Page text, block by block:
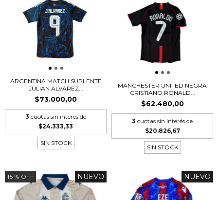
ARGENTINA MATCH SUPLENTE
JULIAN ALVAREZ...
$73.000,00
3 cuotas sin interés de
$24.333,33
SIN STOCK
MANCHESTER UNITED NEGRA
CRISTIANO RONALD...
$62.480,00
3 cuotas sin interés de
$20.826,67
SIN STOCK
15 % OFF NUEVO NUEVO